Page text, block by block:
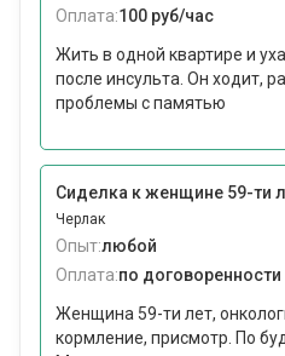
Оплата:100 руб/час
Жить в одной квартире и
после инсульта. Он ходит,
проблемы с памятью
Сиделка к женщине 59-ти
Черлак
Опыт:любой
Оплата:по договоренности
Женщина 59-ти лет,
кормление, присмотр. По